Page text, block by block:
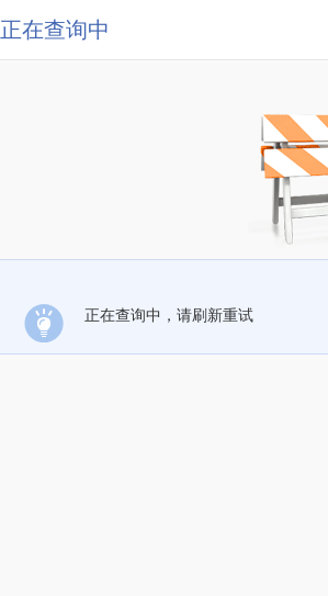
正在查询中
正在查询中，请刷新重试